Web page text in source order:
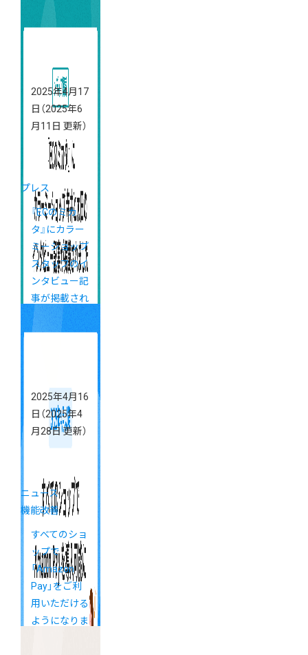
2025年4月17
日 （2025年6
月11日 更新）
プレス
『ECのミカ
タ』にカラー
ミーショップ
スタッフのイ
ンタビュー記
事が掲載され
2025年4月16
日 （2025年4
月28日 更新）
ニュース
機能改善
すべてのショ
ップで
「Amazon
Pay」をご利
用いただける
ようになりま